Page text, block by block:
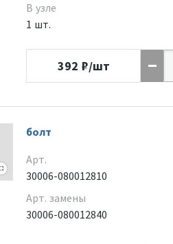
В узле
1 шт.
392 ₽/шт
болт
Арт.
30006-080012810
Арт. замены
30006-080012840